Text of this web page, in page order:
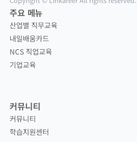
주요 메뉴
산업별 직무교육
내일배움카드
NCS 직업교육
기업교육
커뮤니티
커뮤니티
학습지원센터